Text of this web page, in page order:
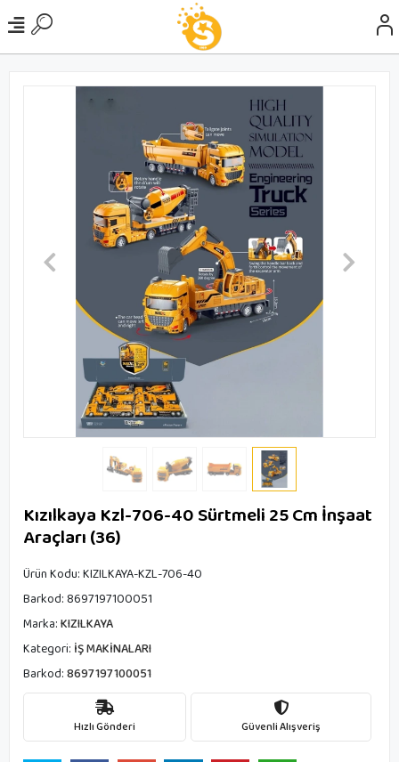
Kızılkaya Kzl-706-40 Sürtmeli 25 Cm İnşaat
Araçları (36)
Ürün Kodu:KIZILKAYA-KZL-706-40
Barkod:8697197100051
Marka:KIZILKAYA
Kategori: İŞ MAKİNALARI
Barkod:8697197100051
Hızlı Gönderi Güvenli Alışveriş